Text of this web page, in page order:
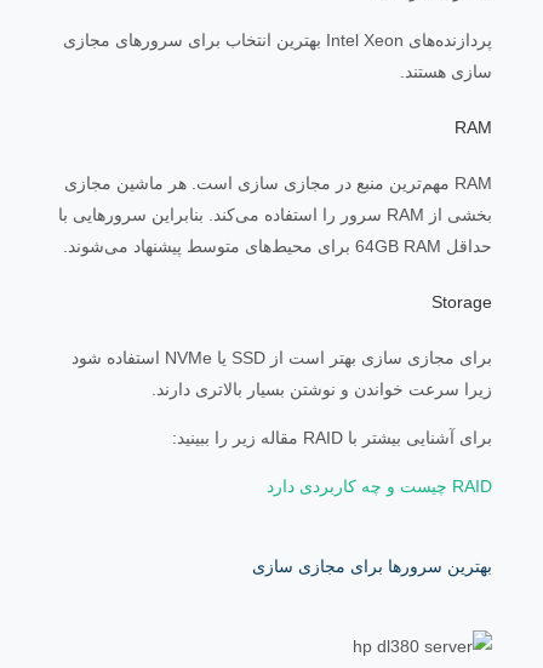
پردازنده‌های Intel Xeon بهترین انتخاب برای سرورهای مجازی
سازی هستند.
RAM
RAM مهم‌ترین منبع در مجازی سازی است. هر ماشین مجازی
بخشی از RAM سرور را استفاده می‌کند. بنابراین سرورهایی با
حداقل 64GB RAM برای محیط‌های متوسط پیشنهاد می‌شوند.
Storage
برای مجازی سازی بهتر است از SSD یا NVMe استفاده شود
زیرا سرعت خواندن و نوشتن بسیار بالاتری دارند.
برای آشنایی بیشتر با RAID مقاله زیر را ببینید:
RAID چیست و چه کاربردی دارد
بهترین سرورها برای مجازی سازی